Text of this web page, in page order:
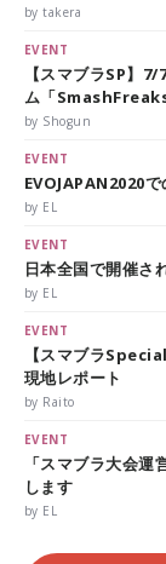
by takera
EVENT
【スマブラSP】
ム「
by Shogun
EVENT
EVOJAPAN2020
by EL
EVENT
日本全国で開催さ
by EL
EVENT
【スマブラ
現地レポート
by Raito
EVENT
「スマブラ大会
します
by EL